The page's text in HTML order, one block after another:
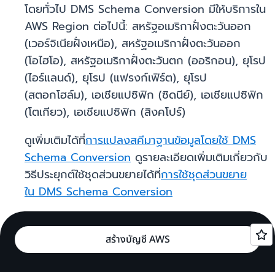
โดยทั่วไป DMS Schema Conversion มีให้บริการใน
AWS Region ต่อไปนี้: สหรัฐอเมริกาฝั่งตะวันออก
(เวอร์จิเนียฝั่งเหนือ), สหรัฐอเมริกาฝั่งตะวันออก
(โอไฮโอ), สหรัฐอเมริกาฝั่งตะวันตก (ออริกอน), ยุโรป
(ไอร์แลนด์), ยุโรป (แฟรงก์เฟิร์ต), ยุโรป
(สตอกโฮล์ม), เอเชียแปซิฟิก (ซิดนีย์), เอเชียแปซิฟิก
(โตเกียว), เอเชียแปซิฟิก (สิงคโปร์)
ดูเพิ่มเติมได้ที่การแปลงสคีมาฐานข้อมูลโดยใช้ DMS
Schema Conversion ดูรายละเอียดเพิ่มเติมเกี่ยวกับ
วิธีประยุกต์ใช้ชุดส่วนขยายได้ที่การใช้ชุดส่วนขยาย
ใน DMS Schema Conversion
สร้างบัญชี AWS